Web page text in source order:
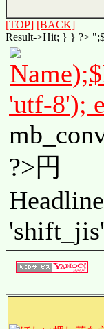
[TOP] [BACK]
Result->Hit; } } ?>
'utf-8');
?>円